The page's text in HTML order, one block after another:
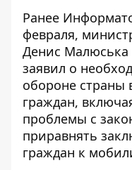
Ранее
февраля,
Денис Малюська
заявил о
обороне страны
граждан,
проблемы с
приравнять
граждан к